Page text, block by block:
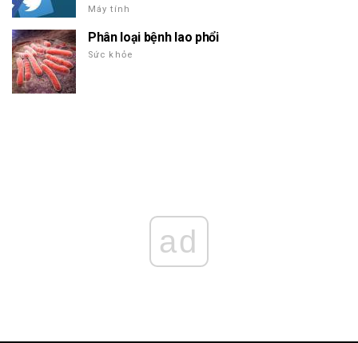
Máy tính
Phân loại bệnh lao phổi
Sức khỏe
ad